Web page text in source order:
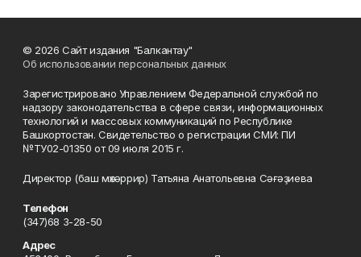
© 2026 Сайт издания "Балкантау"
Об использовании персональных данных
Зарегистрировано Управлением Федеральной службой по
надзору законодательства в сфере связи, информационных
технологий и массовых коммуникаций по Республике
Башкортостан. Свидетельство о регистрации СМИ: ПИ
№ТУ02-01350 от 09 июля 2015 г.
Директор (баш мөхәррир) Татьяна Анатольевна Сәғәҙиева
Телефон
(347)68 3-28-50
Адрес